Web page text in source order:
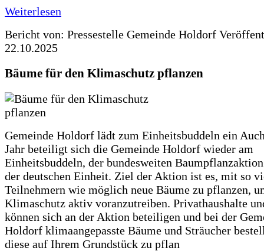
Weiterlesen
Bericht von: Pressestelle Gemeinde Holdorf
22.10.2025
Bäume für den Klimaschutz pflanzen
Gemeinde Holdorf lädt zum Einheitsbuddeln ein
Jahr beteiligt sich die Gemeinde Holdorf wieder am
Einheitsbuddeln, der bundesweiten
der deutschen Einheit. Ziel der Aktion ist es, mit so
Teilnehmern wie möglich neue Bäume zu pflanzen,
Klimaschutz aktiv voranzutreiben. Privathaushalte
können sich an der Aktion beteiligen und bei der
Holdorf klimaangepasste Bäume und Sträucher
diese auf Ihrem Grundstück zu pflan